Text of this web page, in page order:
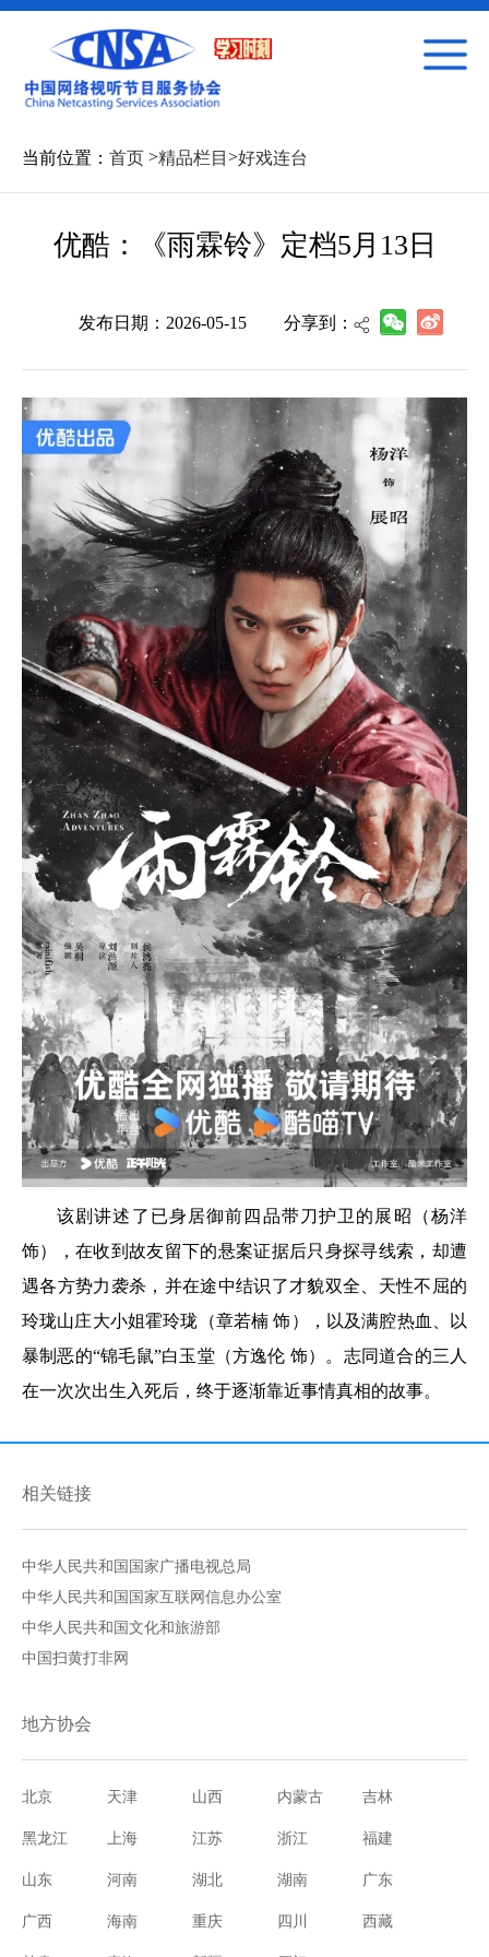
当前位置： 首页 >精品栏目 >好戏连台
优酷：《雨霖铃》定档5月13日
发布日期：2026-05-15 分享到：
该剧讲述了已身居御前四品带刀护卫的展昭（杨洋
饰），在收到故友留下的悬案证据后只身探寻线索，却遭
遇各方势力袭杀，并在途中结识了才貌双全、天性不屈的
玲珑山庄大小姐霍玲珑（章若楠 饰），以及满腔热血、以
暴制恶的“锦毛鼠”白玉堂（方逸伦 饰）。志同道合的三人
在一次次出生入死后，终于逐渐靠近事情真相的故事。
相关链接
中华人民共和国国家广播电视总局
中华人民共和国国家互联网信息办公室
中华人民共和国文化和旅游部
中国扫黄打非网
地方协会
北京 天津 山西 内蒙古 吉林
黑龙江 上海 江苏 浙江 福建
山东 河南 湖北 湖南 广东
广西 海南 重庆 四川 西藏